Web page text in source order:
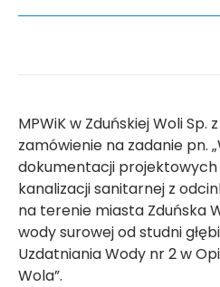
MPWiK w Zduńskiej Woli Sp.
zamówienie na zadanie pn.
dokumentacji projektowych
kanalizacji sanitarnej z
na terenie miasta Zduńska
wody surowej od studni
Uzdatniania Wody nr 2 w
Wola”.